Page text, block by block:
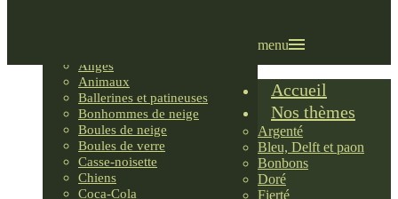
Anges
Animaux
Ballerines et patineuses
Bonhommes de neige
Boules de neige
Boules de verre
Casse-noisette
Chiens
Coca-Cola
menu
Accueil
Nos thèmes
Argenté
Bleu, Delft et paon
Bonbons
Doré
Fierté